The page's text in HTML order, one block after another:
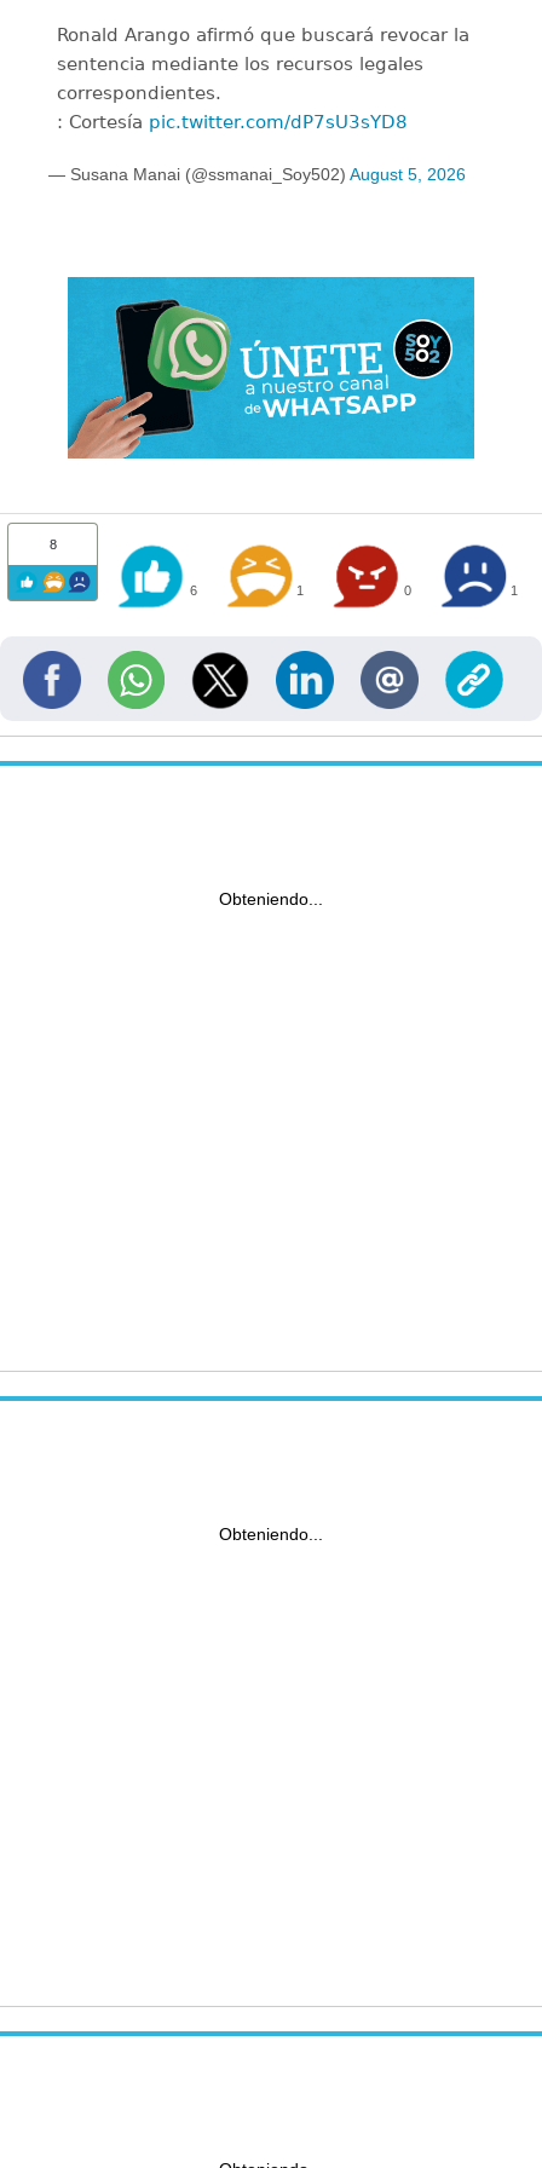
Ronald Arango afirmó que buscará revocar la
sentencia mediante los recursos legales
correspondientes.
: Cortesía pic.twitter.com/dP7sU3sYD8
— Susana Manai (@ssmanai_Soy502) August 5, 2026
8
6 1 0 1
Obteniendo...
Obteniendo...